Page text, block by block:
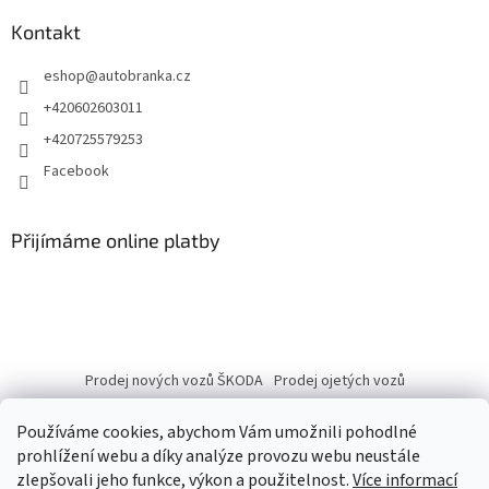
Používáme cookies, abychom Vám umožnili pohodlné
prohlížení webu a díky analýze provozu webu neustále
zlepšovali jeho funkce, výkon a použitelnost.Více informací
Kontakt
eshop@autobranka.cz
+420602603011
+420725579253
Facebook
Přijímáme online platby
Prodej nových vozů ŠKODA Prodej ojetých vozů